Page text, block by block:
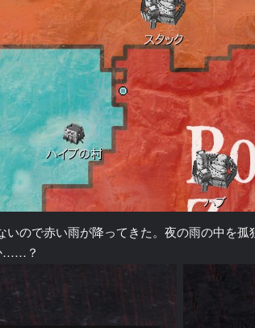
ので赤い雨が降ってきた。夜の雨の中を孤
……？